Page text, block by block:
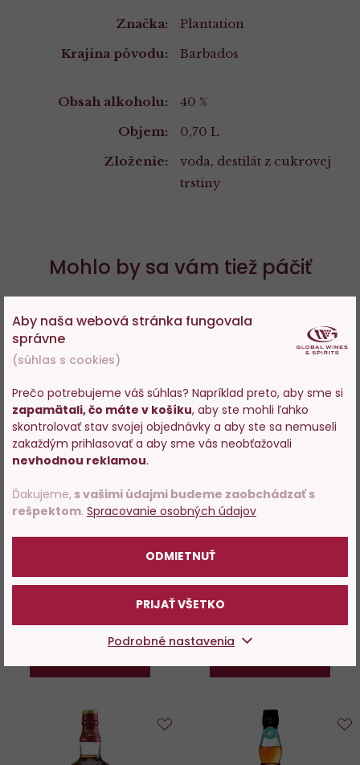
Značka:
Plantation
Krajina pôvodu:
Barbados
Vlastnosti
Obsah alkoholu:
40 %
Objem:
0,70 L
Zloženie:
voda, destilát z cukrovej
trstiny
Mohlo by sa vám tiež páčiť
Dos Maderas P.X.5+5 0,2l
13,29 €
− +
Dos Maderas Seleccion 0,2 l
11,99 €
− +
Aby naša webová stránka fungovala
správne
(súhlas s cookies)
Prečo potrebujeme váš súhlas? Napríklad preto, aby sme si
zapamätali, čo máte v košíku, aby ste mohli ľahko
skontrolovať stav svojej objednávky a aby ste sa nemuseli
zakaždým prihlasovať a aby sme vás neobťažovali
nevhodnou reklamou.
Ďakujeme, s vašimi údajmi budeme zaobchádzať s
rešpektom. Spracovanie osobných údajov
ODMIETNUŤ
PRIJAŤ VŠETKO
Podrobné nastavenia
Vstupujete na stránky s
predajom alkoholu. Prosím
potvrďte, že Vám už bolo 18